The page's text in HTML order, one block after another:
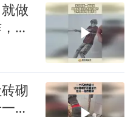
做
艺
砌
倍